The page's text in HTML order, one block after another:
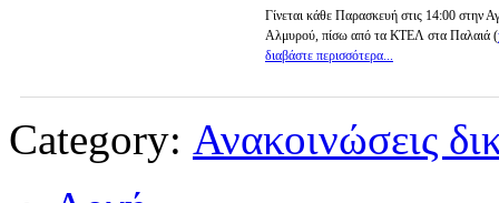
Γίνεται κάθε Παρασκευή στις 14:00 στην
Αλμυρού, πίσω από τα ΚΤΕΛ στα Παλαιά (
διαβάστε περισσότερα...
Category: Ανακοινώσεις